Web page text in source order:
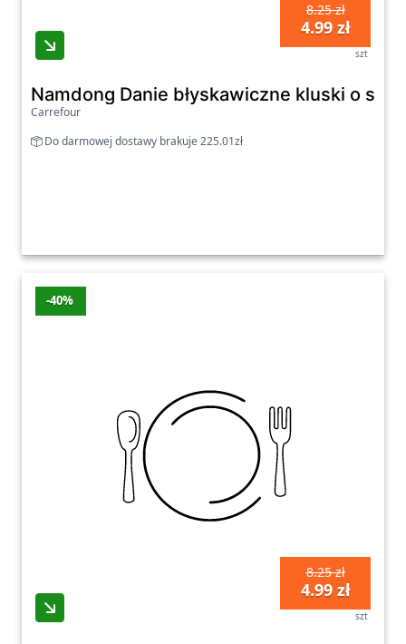
8.25 zł
4.99 zł
szt
Namdong Danie błyskawiczne kluski o
Carrefour
Do darmowej dostawy brakuje 225.01zł
-40%
8.25 zł
4.99 zł
szt